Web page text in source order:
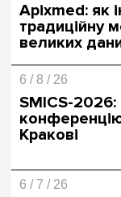
Apixmed: як
традиційну
великих
6 / 8 / 26
SMICS-
Кракові
6 / 7 / 26